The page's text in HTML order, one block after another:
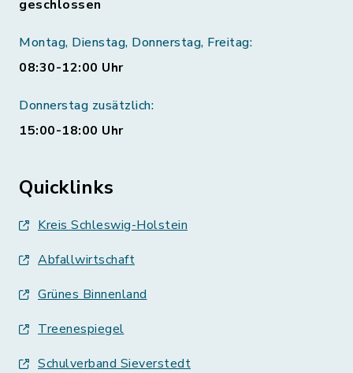
geschlossen
Montag, Dienstag, Donnerstag, Freitag:
08:30-12:00 Uhr
Donnerstag zusätzlich:
15:00-18:00 Uhr
Quicklinks
Kreis Schleswig-Holstein
Abfallwirtschaft
Grünes Binnenland
Treenespiegel
Schulverband Sieverstedt